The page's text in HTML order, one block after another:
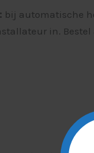
bij automatische
in. Bestel